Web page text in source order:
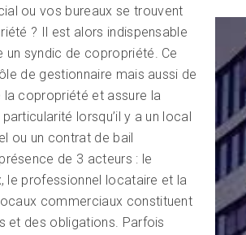
ou vos bureaux se trouvent
? Il est alors indispensable
un syndic de copropriété. Ce
de gestionnaire mais aussi de
la copropriété et assure la
lorsqu’il y a un local
ou un contrat de bail
de 3 acteurs : le
le professionnel locataire et la
commerciaux constituent
et des obligations. Parfois